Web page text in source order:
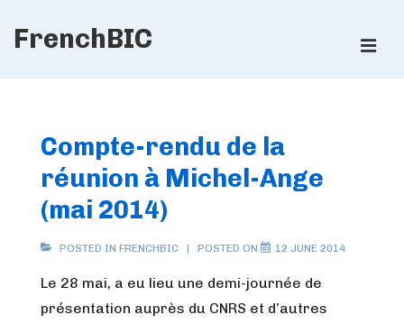
SkipFrenchBIC
Compte-rendu de la
réunion à Michel-Ange
(mai 2014)
POSTED IN FRENCHBIC POSTED ON 12 JUNE 2014
Le 28 mai, a eu lieu une demi-journée de
présentation auprès du CNRS et d’autres